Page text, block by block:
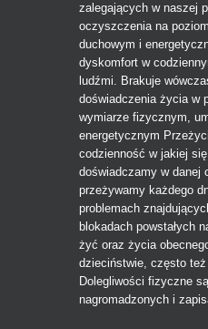
zalegających w naszej
oczyszczenia na
duchowym i
dyskomfort w
ludźmi. Brakuje
doświadczenia życia w
wymiarze fizycznym,
energetycznym
codzienność w jakiej
doświadczamy w danej
przeżywamy każdego
problemach
blokadach powstałych
żyć oraz życia
dzieciństwie, często
Dolegliwości fizyczne
nagromadzonych i